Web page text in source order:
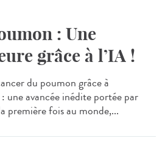
: Une
grâce à l’IA !
du poumon grâce à
une avancée inédite portée par
première fois au monde,...